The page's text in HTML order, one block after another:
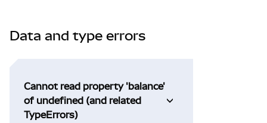
Data and type errors
Cannot read property 'balance'
of undefined (and related
TypeErrors)